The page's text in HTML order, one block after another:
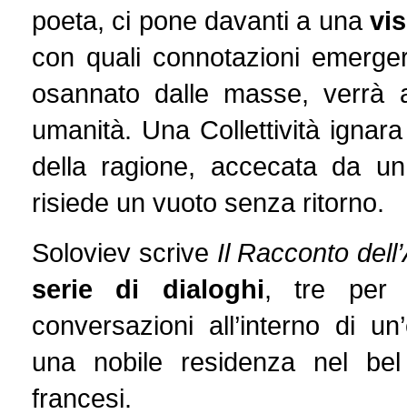
poeta, ci pone davanti a una
con quali connotazioni
osannato dalle masse, verrà
umanità. Una Collettività
della ragione, accecata da
risiede un vuoto senza ritorno.
Soloviev scrive Il Racconto
serie di dialoghi, tre per
conversazioni all’interno di
una nobile residenza nel
francesi.